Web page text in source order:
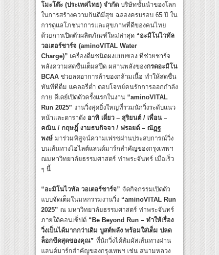
โมะโต๊ะ (ประเทศไทย) จำกัด บริษัทชั้นนำของโลก
ในการสร้างความกินดีมีสุข ฉลองครบรอบ 65 ปี ใน
การดูแลโภชนาการและสุขภาพที่ดีของคนไทย
ด้วยการเปิดตัวผลิตภัณฑ์ใหม่ล่าสุด “อะมิโนไวทัล
วอเตอร์ชาร์จ (aminoVITAL Water
Charge)” เครื่องดื่มชนิดผงแบบซอง ที่ช่วยชาร์จ
พลังความสดชื่นเต็มสปีด ผสานพลังของกรดอะมิโน
BCAA ช่วยลดอาการล้าของกล้ามเนื้อ ทำให้สดชื่น
ทันทีที่ดื่ม แคลอรี่ต่ำ ตอบโจทย์คนรักการออกกำลัง
กาย ดีเดย์เปิดตัวครั้งแรกในงาน “aminoVITAL
Run 2025” งานวิ่งสุดยิ่งใหญ่ที่รวมนักวิ่งระดับแนว
หน้าและดาราดัง อาทิ เดี่ยว – สุริยนต์ / เพื่อน –
คณิน / กฤษฎิ์ งามธนกิจจา / ฟรอยด์ – ณัฏฐ
พงษ์ มาร่วมพิสูจน์ความเฟรชผ่านประสบการณ์วิ่ง
บนเส้นทางไฮไลต์แลนด์มาร์กสำคัญของกรุงเทพฯ
ณมหาวิทยาลัยธรรมศาสตร์ ท่าพระจันทร์ เมื่อเร็ว
ๆ นี้
“อะมิโนไวทัล วอเตอร์ชาร์จ” จัดกิจกรรมเปิดตัว
แบบจัดเต็มในมหกรรมงานวิ่ง “aminoVITAL Run
2025” ณ มหาวิทยาลัยธรรมศาสตร์ ท่าพระจันทร์
ภายใต้คอนเซ็ปต์ “Be Beyond Run – ทำให้เรื่อง
วิ่งเป็นได้มากกว่าเดิม บูสต์พลัง พร้อมใส่เต็ม ปลด
ล็อกขีดสุดของคุณ” ที่นักวิ่งได้สัมผัสเส้นทางผ่าน
แลนด์มาร์กสำคัญของกรุงเทพฯ เช่น สนามหลวง